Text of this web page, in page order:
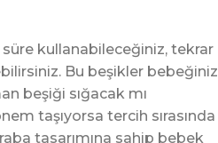
süre kullanabileceğiniz, tekrar
Bu beşikler bebeğiniz
beşiği sığacak mı
taşıyorsa tercih sırasında
tasarımına sahip bebek